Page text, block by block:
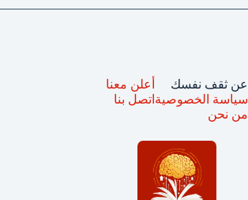
عن ثقف نفسك
سياسة الخصوصية
من نحن
أعلن معنا
اتصل بنا